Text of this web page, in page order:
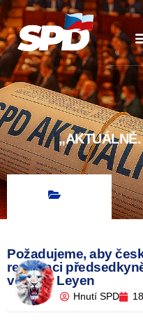
Požadujeme, aby
rezignaci
von der Leyen
Hnutí SPD